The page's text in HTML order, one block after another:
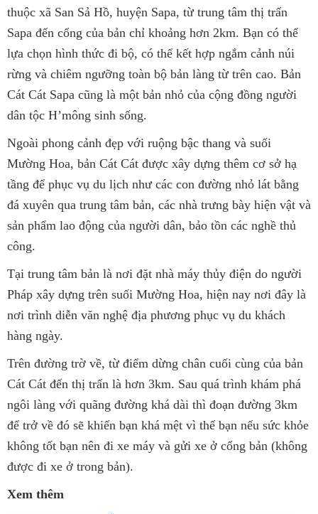
thuộc xã San Sả Hồ, huyện Sapa, từ trung tâm thị trấn
Sapa đến cổng của bản chỉ khoảng hơn 2km. Bạn có thể
lựa chọn hình thức đi bộ, có thể kết hợp ngắm cảnh núi
rừng và chiêm ngưỡng toàn bộ bản làng từ trên cao. Bản
Cát Cát Sapa cũng là một bản nhỏ của cộng đồng người
dân tộc H’mông sinh sống.
Ngoài phong cảnh đẹp với ruộng bậc thang và suối
Mường Hoa, bản Cát Cát được xây dựng thêm cơ sở hạ
tầng để phục vụ du lịch như các con đường nhỏ lát bằng
đá xuyên qua trung tâm bản, các nhà trưng bày hiện vật và
sản phẩm lao động của người dân, bảo tồn các nghề thủ
công.
Tại trung tâm bản là nơi đặt nhà máy thủy điện do người
Pháp xây dựng trên suối Mường Hoa, hiện nay nơi đây là
nơi trình diễn văn nghệ địa phương phục vụ du khách
hàng ngày.
Trên đường trờ về, từ điểm dừng chân cuối cùng của bản
Cát Cát đến thị trấn là hơn 3km. Sau quá trình khám phá
ngôi làng với quãng đường khá dài thì đoạn đường 3km
để trở về đó sẽ khiến bạn khá mệt vì thế bạn nếu sức khỏe
không tốt bạn nên đi xe máy và gửi xe ở cổng bản (không
được đi xe ở trong bản).
Xem thêm